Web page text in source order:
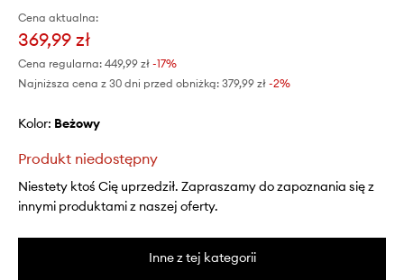
Cena aktualna:
369,99 zł
Cena regularna: 449,99 zł -17%
Najniższa cena z 30 dni przed obniżką: 379,99 zł -2%
Kolor: beżowy
Produkt niedostępny
Niestety ktoś Cię uprzedził. Zapraszamy do zapoznania się z
innymi produktami z naszej oferty.
Inne z tej kategorii